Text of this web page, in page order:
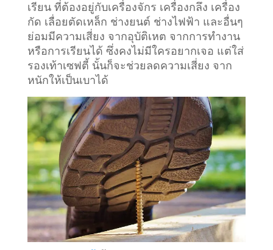
เรียน ที่ต้องอยู่กับเครื่องจักร เครื่องกลึง เครื่อง
กัด เลื่อยตัดเหล็ก ช่างยนต์ ช่างไฟฟ้า และอื่นๆ
ย่อมมีความเสี่ยง จากอุบัติเหต จากการทำงาน
หรือการเรียนได้ ซึ่งคงไม่มีใครอยากเจอ แต่ใส่
รองเท้าเซฟตี้ นั้นก็จะช่วยลดความเสี่ยง จาก
หนักให้เป็นเบาได้